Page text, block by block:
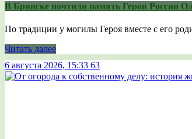
В Брянске почтили память Героя России
По традиции у могилы Героя вместе с его
Читать далее
6 августа 2026, 15:33 63